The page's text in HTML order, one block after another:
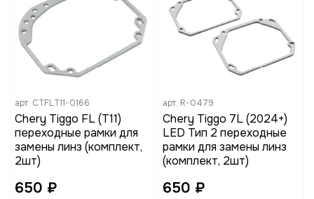
арт. CTFLT11-0166
Chery Tiggo FL (T11)
переходные рамки для
замены линз (комплект,
2шт)
650 ₽
арт. R-0479
Chery Tiggo 7L (2024+)
LED Тип 2 переходные
рамки для замены линз
(комплект, 2шт)
650 ₽